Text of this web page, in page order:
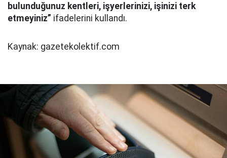
bulunduğunuz kentleri, işyerlerinizi, işinizi terk
etmeyiniz” ifadelerini kullandı.
Kaynak: gazetekolektif.com